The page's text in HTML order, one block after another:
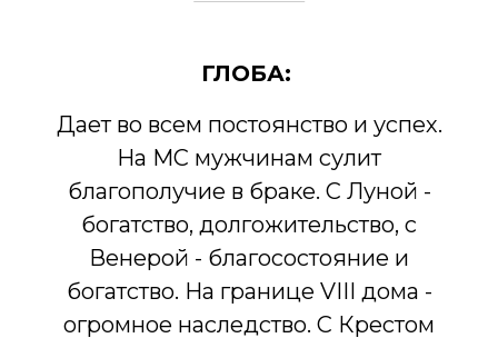
ГЛОБА:
Дает во всем постоянство и успех.
На MC мужчинам сулит
благополучие в браке. С Луной -
богатство, долгожительство, с
Венерой - благосостояние и
богатство. На границе VIII дома -
огромное наследство. С Крестом